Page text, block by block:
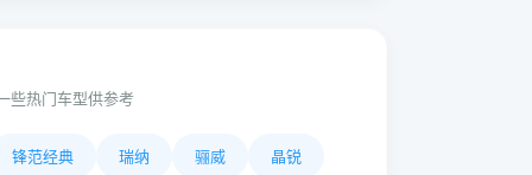
些热门车型供参考
锋范经典 瑞纳 骊威 晶锐